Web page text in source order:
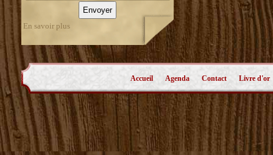
En savoir plus
Accueil Agenda Contact Livre d'or